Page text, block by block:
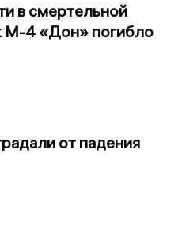
в смертельной
М-4 «Дон» погибло
от падения